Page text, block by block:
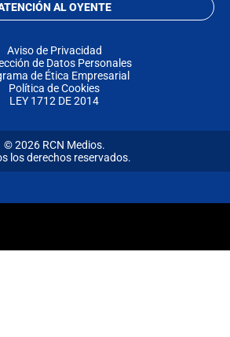
AL OYENTE
Aviso de Privacidad
de Datos Personales
de Ética Empresarial
Política de Cookies
LEY 1712 DE 2014
© 2026 RCN Medios.
los derechos reservados.